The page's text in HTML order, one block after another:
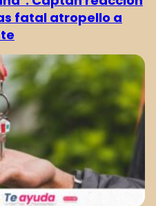
fatal atropello a